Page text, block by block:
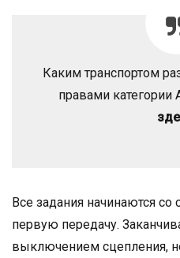
Каким транспортом
правами категории
Все задания начинаются со
первую передачу.
выключением сцепления,